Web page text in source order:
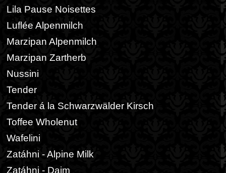
Lila Pause Noisettes
Luflée Alpenmilch
Marzipan Alpenmilch
Marzipan Zartherb
Nussini
Tender
Tender á la Schwarzwälder Kirsch
Toffee Wholenut
Wafelini
Zatáhni - Alpine Milk
Zatáhni - Daim